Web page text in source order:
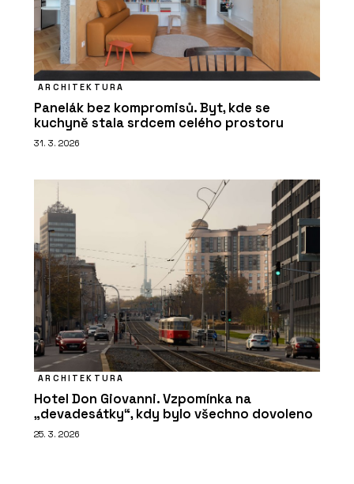
ARCHITEKTURA
Panelák bez kompromisů. Byt, kde se
kuchyně stala srdcem celého prostoru
31. 3. 2026
ARCHITEKTURA
Hotel Don Giovanni. Vzpomínka na
„devadesátky“, kdy bylo všechno dovoleno
25. 3. 2026